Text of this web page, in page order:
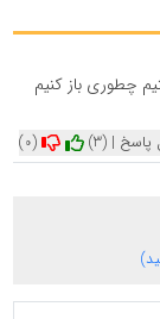
چطوری باز کنیم
(3)
(0) پاسخ |